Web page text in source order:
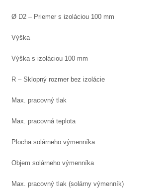
Ø D2 – Priemer s izoláciou 100 mm
Výška
Výška s izoláciou 100 mm
R – Sklopný rozmer bez izolácie
Max. pracovný tlak
Max. pracovná teplota
Plocha solárneho výmenníka
Objem solárneho výmenníka
Max. pracovný tlak (solárny výmenník)